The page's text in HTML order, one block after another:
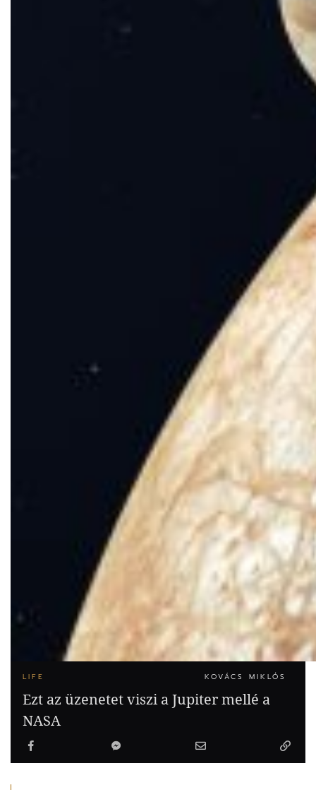
LIFE KOVÁCS MIKLÓS
Ezt az üzenetet viszi a Jupiter mellé a
NASA